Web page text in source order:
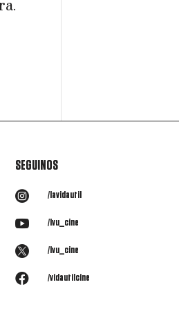
SEGUINOS
 /lavidautil
 /lvu_cine
 /lvu_cine
 /vidautilcine